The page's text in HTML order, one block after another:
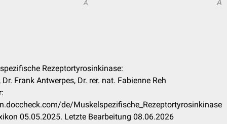
A A
Rezeptortyrosinkinase:
Frank Antwerpes, Dr. rer. nat. Fabienne Reh
de/Muskelspezifische_Rezeptortyrosinkinase
05.05.2025. Letzte Bearbeitung 08.06.2026